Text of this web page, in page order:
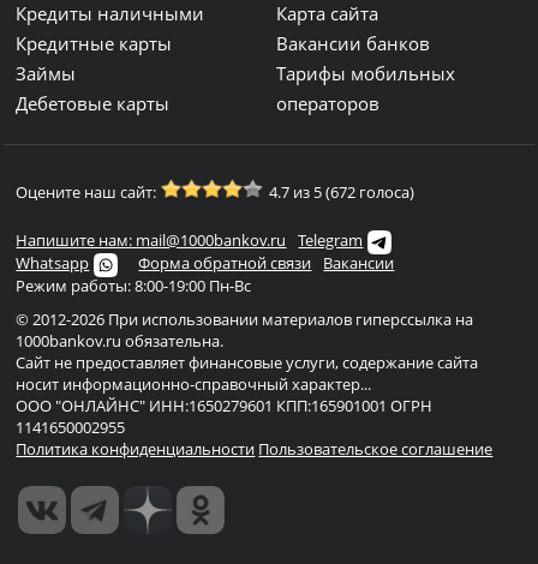
Кредиты наличными
Кредитные карты
Займы
Дебетовые карты
Карта сайта
Вакансии банков
Тарифы мобильных
операторов
Оцените наш сайт: 4.7 из 5 (672 голоса)
Напишите нам: mail@1000bankov.ru
Telegram
Whatsapp
Форма обратной связи
Вакансии
Режим работы: 8:00-19:00 Пн-Вс
© 2012-2026 При использовании материалов гиперссылка на
1000bankov.ru обязательна.
Сайт не предоставляет финансовые услуги, содержание сайта
носит информационно-справочный характер...
ООО "ОНЛАЙНС" ИНН:1650279601 КПП:165901001 ОГРН
1141650002955
Политика конфиденциальности Пользовательское соглашение